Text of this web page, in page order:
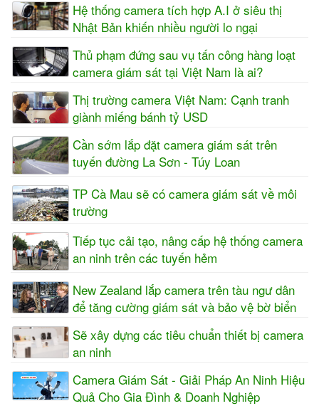
Hệ thống camera tích hợp A.I ở siêu thị
Nhật Bản khiến nhiều người lo ngại
Thủ phạm đứng sau vụ tấn công hàng loạt
camera giám sát tại Việt Nam là ai?
Thị trường camera Việt Nam: Cạnh tranh
giành miếng bánh tỷ USD
Cần sớm lắp đặt camera giám sát trên
tuyến đường La Sơn - Túy Loan
TP Cà Mau sẽ có camera giám sát về môi
trường
Tiếp tục cải tạo, nâng cấp hệ thống camera
an ninh trên các tuyến hẻm
New Zealand lắp camera trên tàu ngư dân
để tăng cường giám sát và bảo vệ bờ biển
Sẽ xây dựng các tiêu chuẩn thiết bị camera
an ninh
Camera Giám Sát - Giải Pháp An Ninh Hiệu
Quả Cho Gia Đình & Doanh Nghiệp